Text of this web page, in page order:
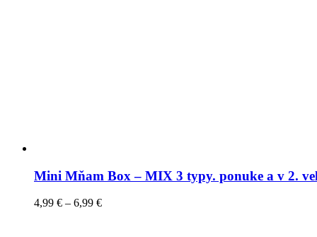
Mini Mňam Box – MIX 3 typy. ponuke a v 2.
4,99 € – 6,99 €